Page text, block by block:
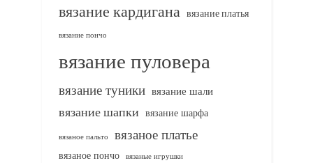
вязание кардигана вязание платья
вязание пончо
вязание пуловера
вязание туники вязание шали
вязание шапки вязание шарфа
вязаное пальто вязаное платье
вязаное пончо вязаные игрушки